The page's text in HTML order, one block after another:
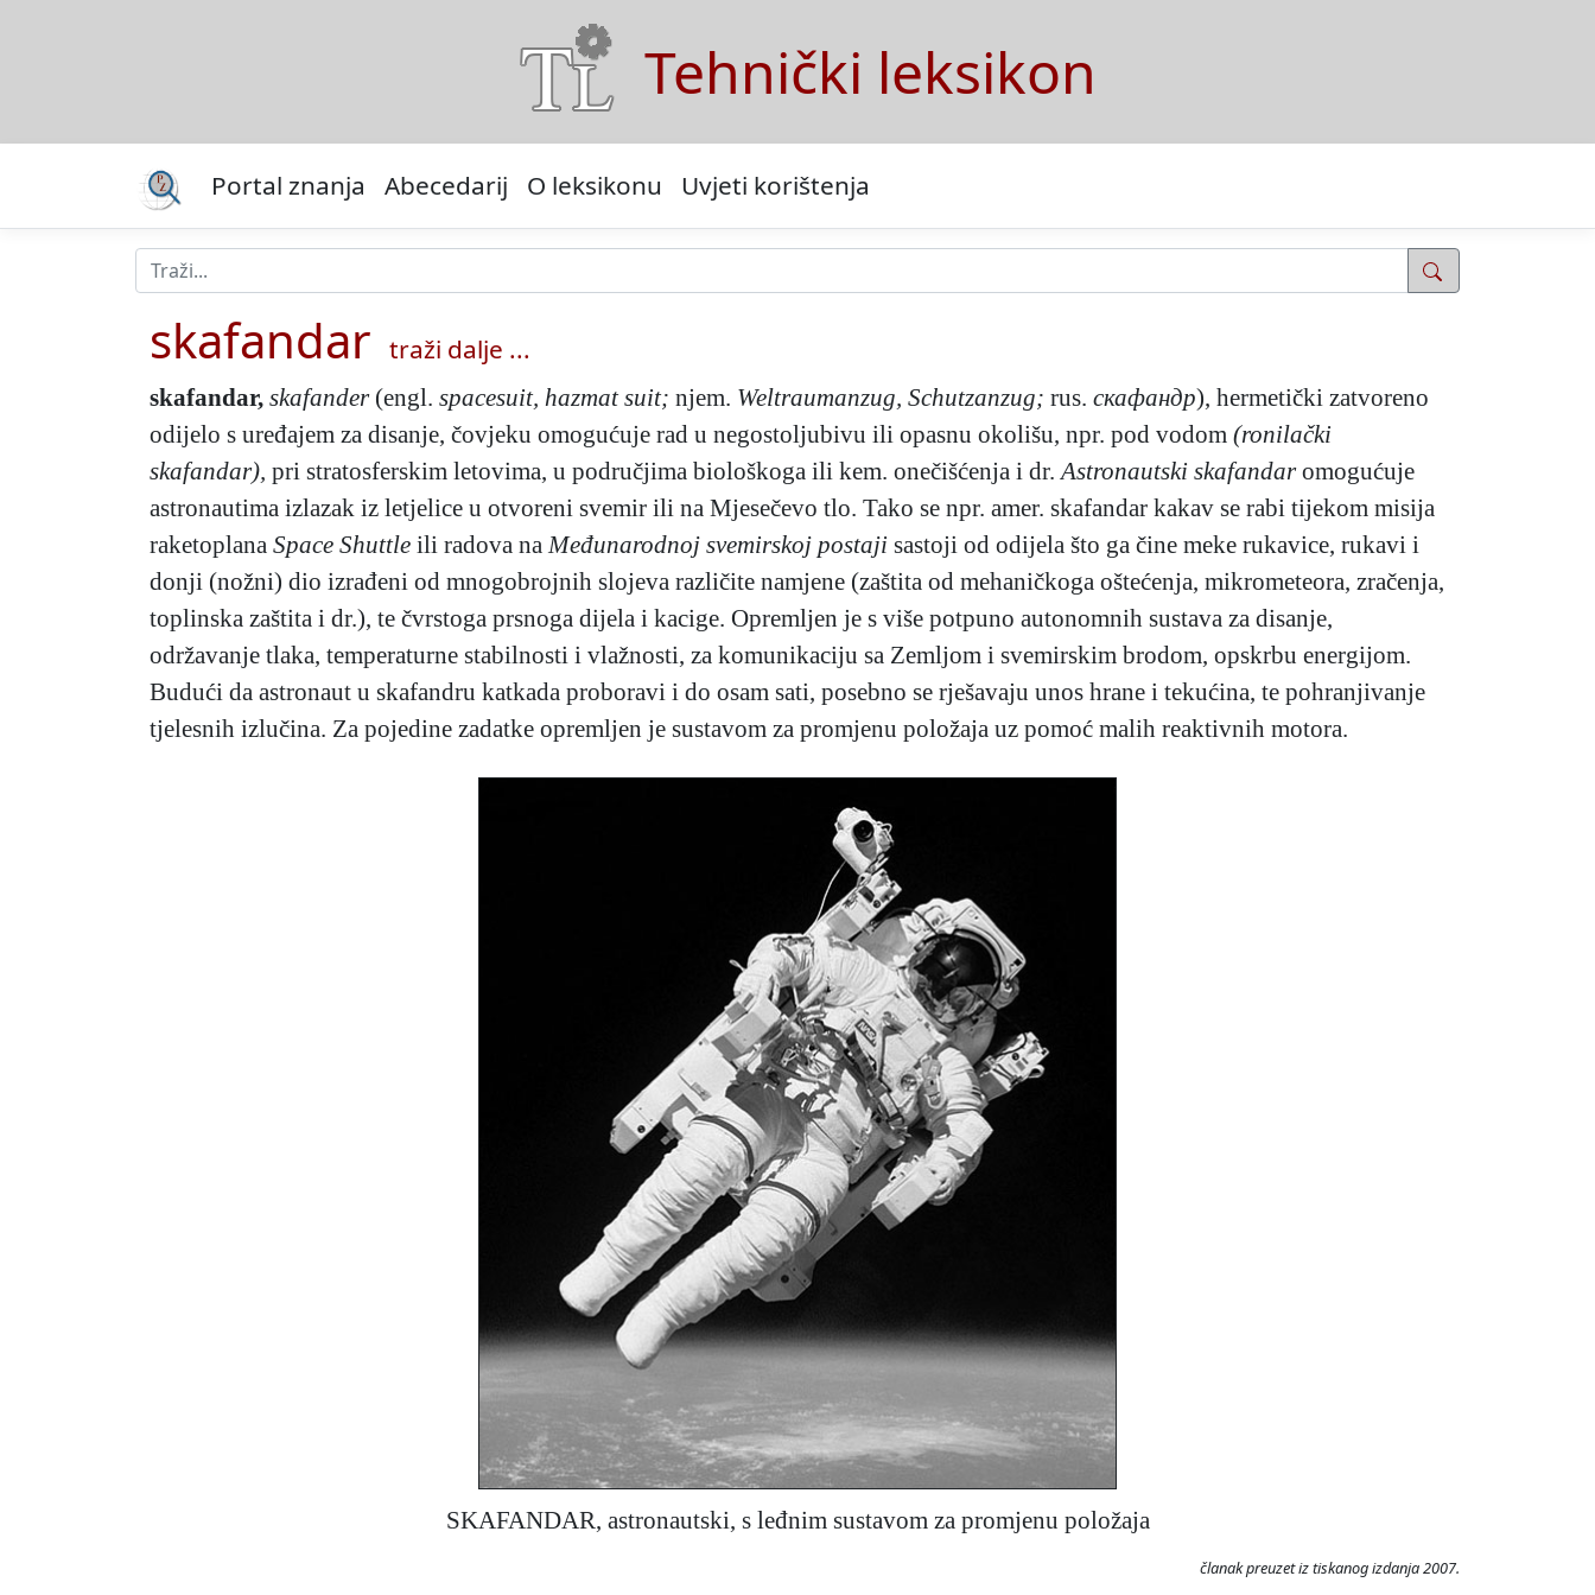
Tehnički leksikon
Portal znanja Abecedarij O leksikonu Uvjeti korištenja
skafandar traži dalje ...
skafandar, skafander(engl. spacesuit, hazmat suit; njem. Weltraumanzug, Schutzanzug; rus. скафандр), hermetički zatvoreno
odijelo s uređajem za disanje, čovjeku omogućuje rad u negostoljubivu ili opasnu okolišu, npr. pod vodom (ronilački
skafandar), pri stratosferskim letovima, u područjima biološkoga ili kem. onečišćenja i dr. Astronautski skafandaromogućuje
astronautima izlazak iz letjelice u otvoreni svemir ili na Mjesečevo tlo. Tako se npr. amer. skafandar kakav se rabi tijekom misija
raketoplana Space Shuttle ili radova na Međunarodnoj svemirskoj postaji sastoji od odijela što ga čine meke rukavice, rukavi i
donji (nožni) dio izrađeni od mnogobrojnih slojeva različite namjene (zaštita od mehaničkoga oštećenja, mikrometeora, zračenja,
toplinska zaštita i dr.), te čvrstoga prsnoga dijela i kacige. Opremljen je s više potpuno autonomnih sustava za disanje,
održavanje tlaka, temperaturne stabilnosti i vlažnosti, za komunikaciju sa Zemljom i svemirskim brodom, opskrbu energijom.
Budući da astronaut u skafandru katkada proboravi i do osam sati, posebno se rješavaju unos hrane i tekućina, te pohranjivanje
tjelesnih izlučina. Za pojedine zadatke opremljen je sustavom za promjenu položaja uz pomoć malih reaktivnih motora.
SKAFANDAR, astronautski, s leđnim sustavom za promjenu položaja
članak preuzet iz tiskanog izdanja 2007.